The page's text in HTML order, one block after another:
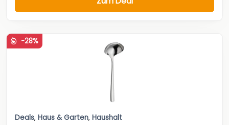
-28%
Deals, Haus & Garten, Haushalt